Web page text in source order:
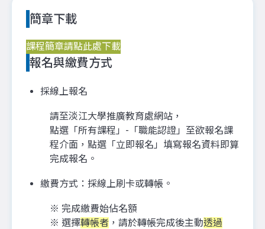
簡章下載
課程簡章請點此處下載
報名與繳費方式
採線上報名
請至淡江大學推廣教育處網站，
點選「所有課程」-「職能認證」至欲報名課
程介面，點選「立即報名」填寫報名資料即算
完成報名。
繳費方式：採線上刷卡或轉帳。
※ 完成繳費始佔名額
※ 選擇轉帳者 ，請於轉帳完成後主動透過